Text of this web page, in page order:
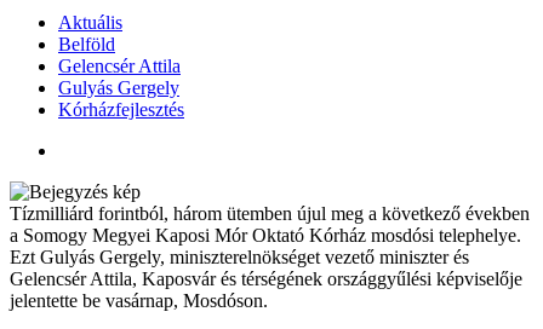
Aktuális
Belföld
Gelencsér Attila
Gulyás Gergely
Kórházfejlesztés
Tízmilliárd forintból, három ütemben újul meg a következő években
a Somogy Megyei Kaposi Mór Oktató Kórház mosdósi telephelye.
Ezt Gulyás Gergely, miniszterelnökséget vezető miniszter és
Gelencsér Attila, Kaposvár és térségének országgyűlési képviselője
jelentette be vasárnap, Mosdóson.